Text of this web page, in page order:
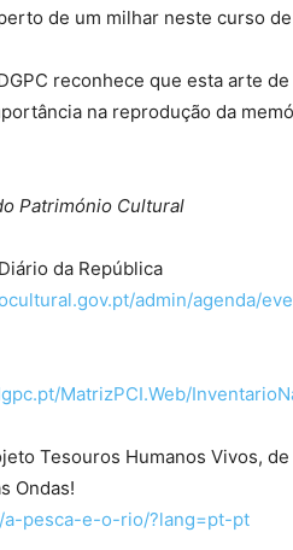
de um milhar neste curso
reconhece que esta arte
na reprodução da
Património Cultural
da República
admin/agenda/
MatrizPCI.Web/
Tesouros Humanos Vivos,
Ondas!
pesca-e-o-rio/?lang=pt-pt